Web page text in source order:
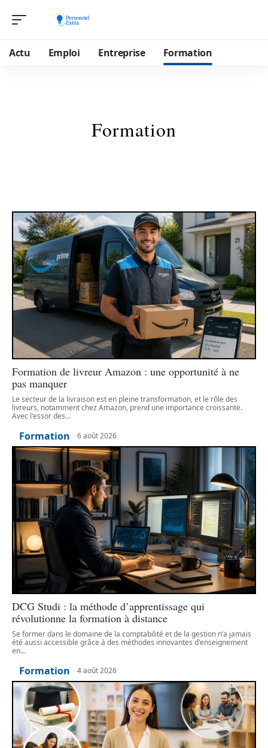
Actu Emploi Entreprise Formation
Formation
Formation de livreur Amazon : une opportunité à ne
pas manquer
Le secteur de la livraison est en pleine transformation, et le rôle des
livreurs, notamment chez Amazon, prend une importance croissante.
Avec l'essor des…
Formation 6 août 2026
DCG Studi : la méthode d’apprentissage qui
révolutionne la formation à distance
Se former dans le domaine de la comptabilité et de la gestion n’a jamais
été aussi accessible grâce à des méthodes innovantes d'enseignement
en…
Formation 4 août 2026